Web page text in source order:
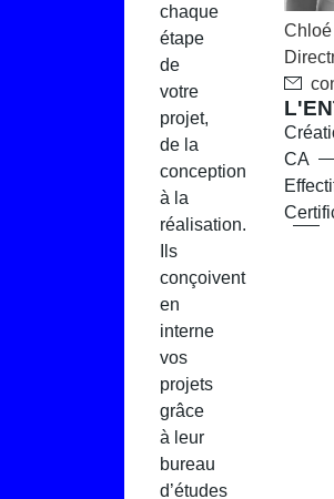
chaque
étape
de
votre
projet,
de la
conception
à la
réalisation.
Ils
conçoivent
en
interne
vos
projets
grâce
à leur
bureau
d’études
Chloé
CA